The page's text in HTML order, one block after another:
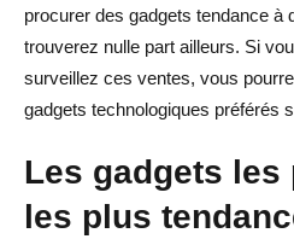
procurer des gadgets tendance à
trouverez nulle part ailleurs. Si
surveillez ces ventes, vous
gadgets technologiques préférés
Les gadgets
les plus